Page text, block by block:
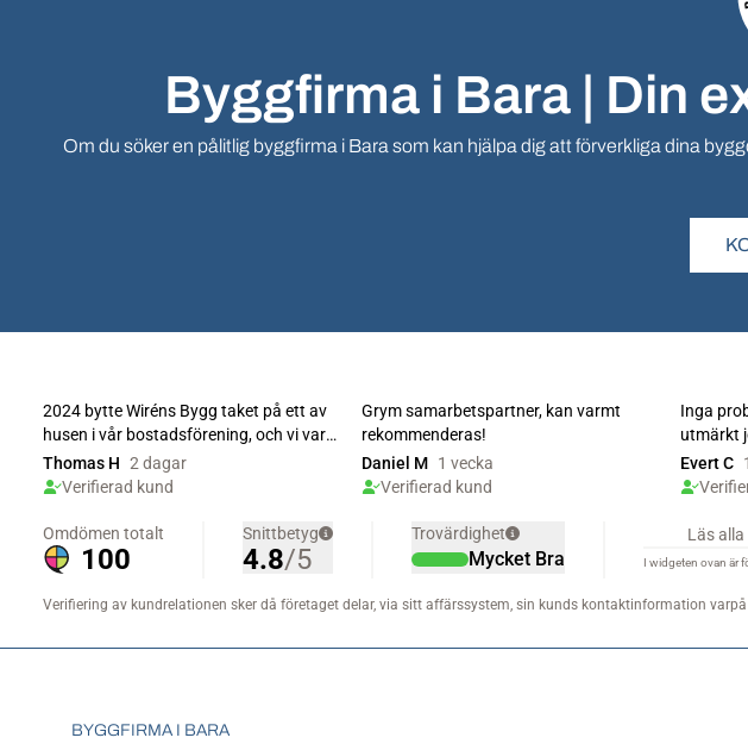
Byggfirma i Bara | Din
Om du söker en pålitlig byggfirma i Bara som kan hjälpa dig att förverkliga dina
BYGGFIRMA I BARA